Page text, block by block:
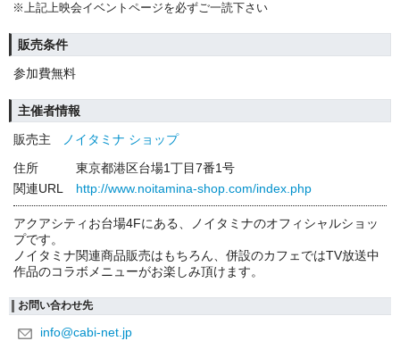
※上記上映会イベントページを必ずご一読下さい
販売条件
参加費無料
主催者情報
販売主
ノイタミナ ショップ
住所
東京都港区台場1丁目7番1号
関連URL
http://www.noitamina-shop.com/index.php
アクアシティお台場4Fにある、ノイタミナのオフィシャルショッ
プです。
ノイタミナ関連商品販売はもちろん、併設のカフェではTV放送中
作品のコラボメニューがお楽しみ頂けます。
お問い合わせ先
info@cabi-net.jp